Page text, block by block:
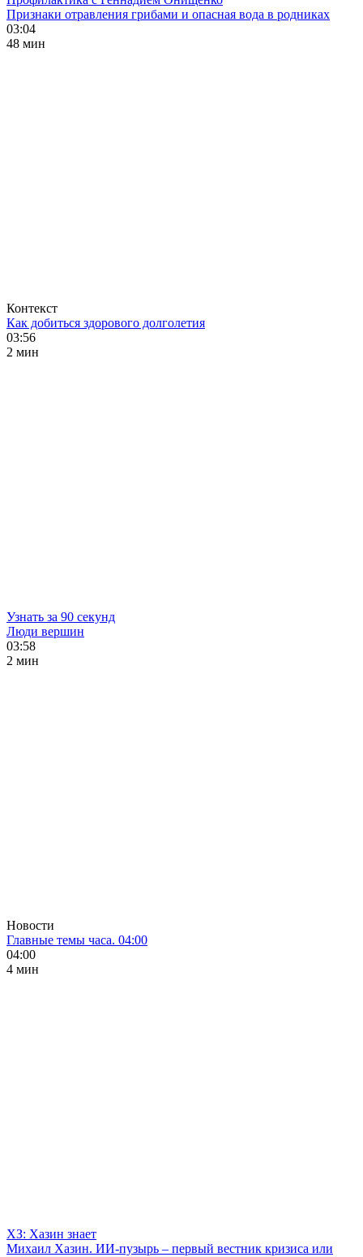
Признаки отравления грибами и опасная вода в родниках
03:04
48 мин
Контекст
Как добиться здорового долголетия
03:56
2 мин
Узнать за 90 секунд
Люди вершин
03:58
2 мин
Новости
Главные темы часа. 04:00
04:00
4 мин
ХЗ: Хазин знает
Михаил Хазин. ИИ-пузырь – первый вестник кризиса или